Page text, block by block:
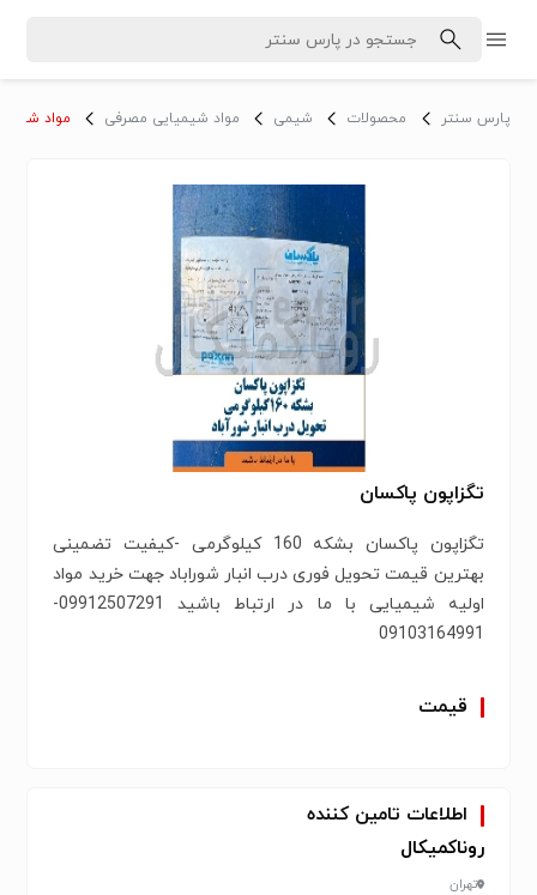
پارس سنتر محصولات شیمی مواد شیمیایی مصرفی مواد
تگزاپون پاکسان
تگزاپون پاکسان بشکه 160 کیلوگرمی -کیفیت تضمینی
بهترین قیمت تحویل فوری درب انبار شوراباد جهت خرید مواد
اولیه شیمیایی با ما در ارتباط باشید 09912507291-
09103164991
قیمت
اطلاعات تامین کننده
روناکمیکال
تهران